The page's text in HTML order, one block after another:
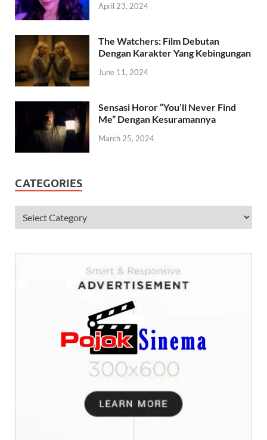
April 23, 2024
The Watchers: Film Debutan
Dengan Karakter Yang Kebingungan
June 11, 2024
Sensasi Horor “You’ll Never Find
Me” Dengan Kesuramannya
March 25, 2024
CATEGORIES